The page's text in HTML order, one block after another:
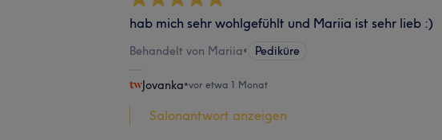
hab mich sehr wohlgefühlt und Mariia ist sehr lieb :)
Behandelt von Mariia• Pediküre
Jovanka•vor etwa 1 Monat
Salonantwort anzeigen